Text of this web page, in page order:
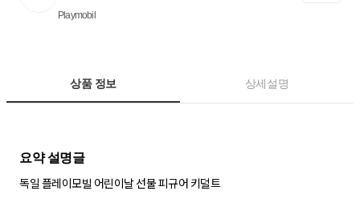
Playmobil
상품 정보 상세설명
요약 설명글
독일 플레이모빌 어린이날 선물 피규어 키덜트